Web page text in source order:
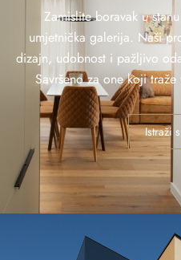
Zamislite boravak u
umjetnička galerija. Naši
dizajn, udobnost i pažljivo
Savršeno za one koji
Istraži